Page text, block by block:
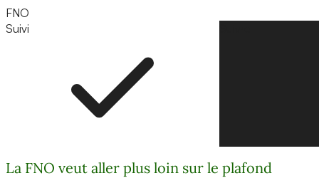
FNO
Suivi
La FNO veut aller plus loin sur le plafond